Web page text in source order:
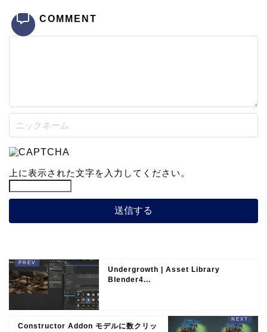
COMMENT
上に表示された文字を入力してください。
Undergrowth | Asset Library
Blender4...
Constructor Addon モデルに数クリッ